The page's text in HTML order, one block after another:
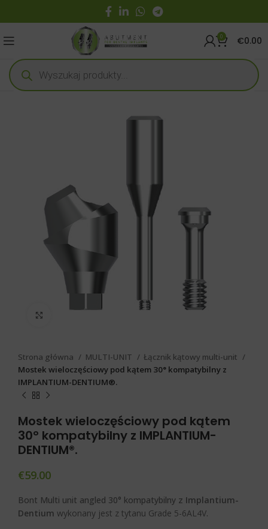
0 €0.00
Strona główna MULTI-UNIT
Łącznik kątowy multi-unit
Mostek wieloczęściowy pod kątem 30° kompatybilny z
IMPLANTIUM-DENTIUM®.
Mostek wieloczęściowy pod kątem
30° kompatybilny z IMPLANTIUM-
DENTIUM®.
€59.00
Bont Multi unit angled 30° kompatybilny z Implantium-
Dentium wykonany jest z tytanu Grade 5-6AL4V.